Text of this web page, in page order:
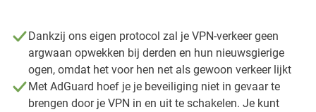
Dankzij ons eigen protocol zal je VPN-verkeer geen
argwaan opwekken bij derden en hun nieuwsgierige
ogen, omdat het voor hen net als gewoon verkeer lijkt
Met AdGuard hoef je je beveiliging niet in gevaar te
brengen door je VPN in en uit te schakelen. Je kunt